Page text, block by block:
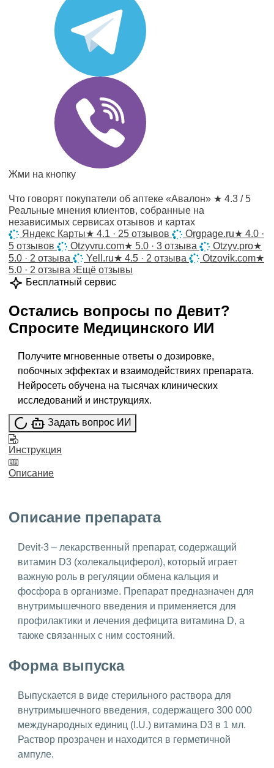
Жми на кнопку
Что говорят покупатели об аптеке «Авалон» ★ 4.3 / 5
Реальные мнения клиентов, собранные на
независимых сервисах отзывов и картах
Яндекс Карты★ 4.1 · 25 отзывов Orgpage.ru★ 4.0 ·
5 отзывов
Otzyvru.com★ 5.0 · 3 отзыва Otzyv.pro★
5.0 · 2 отзыва
Yell.ru★ 4.5 · 2 отзыва Otzovik.com★
5.0 · 2 отзыва ›Ещё отзывы
Бесплатный сервис
Остались вопросы по Девит?
Спросите Медицинского ИИ
Получите мгновенные ответы о дозировке,
побочных эффектах и взаимодействиях препарата.
Нейросеть обучена на тысячах клинических
исследований и инструкциях.
Задать вопрос ИИ
Инструкция
Описание
Описание препарата
Devit-3 – лекарственный препарат, содержащий
витамин D3 (холекальциферол), который играет
важную роль в регуляции обмена кальция и
фосфора в организме. Препарат предназначен для
внутримышечного введения и применяется для
профилактики и лечения дефицита витамина D, а
также связанных с ним состояний.
Форма выпуска
Выпускается в виде стерильного раствора для
внутримышечного введения, содержащего 300 000
международных единиц (I.U.) витамина D3 в 1 мл.
Раствор прозрачен и находится в герметичной
ампуле.